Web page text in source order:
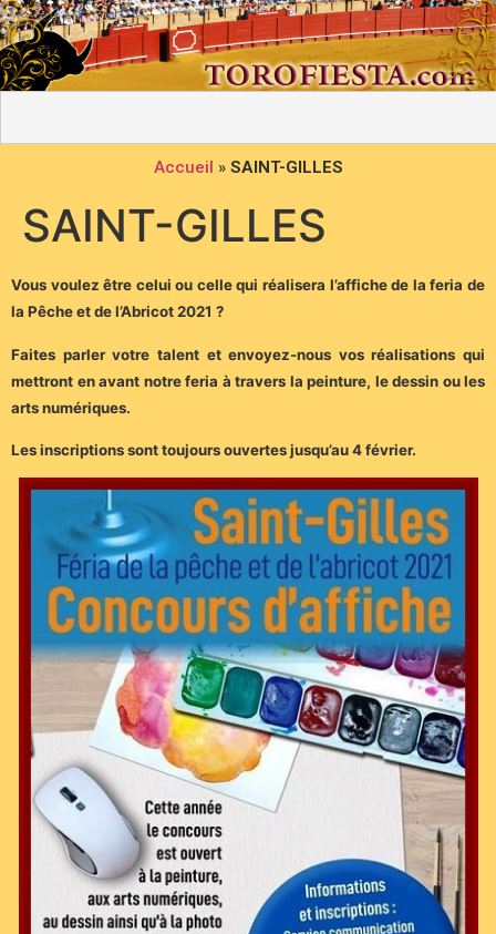
Accueil » SAINT-GILLES
SAINT-GILLES
Vous voulez être celui ou celle qui réalisera l’affiche de la feria de
la Pêche et de l’Abricot 2021 ?
Faites parler votre talent et envoyez-nous vos réalisations qui
mettront en avant notre feria à travers la peinture, le dessin ou les
arts numériques.
Les inscriptions sont toujours ouvertes jusqu’au 4 février.